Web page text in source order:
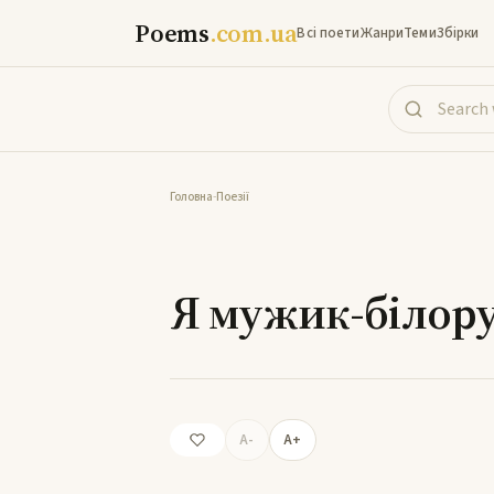
Poems.com.uaВсі поетиЖанриТемиЗбірки
Головна-Поезії
Я мужик-
A- A+